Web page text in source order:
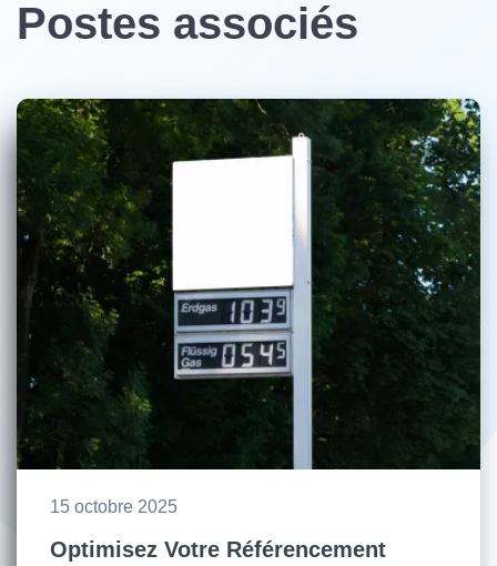
Postes associés
15 octobre 2025
Optimisez Votre Référencement